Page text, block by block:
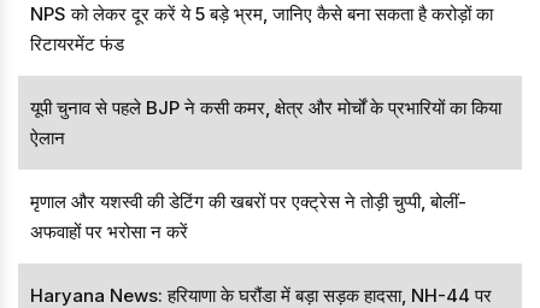
NPS को लेकर दूर करें ये 5 बड़े भ्रम, जानिए कैसे बना सकता है करोड़ों का
रिटायरमेंट फंड
यूपी चुनाव से पहले BJP ने कसी कमर, क्षेत्र और मोर्चों के प्रभारियों का किया
ऐलान
मृणाल और यशस्वी की डेटिंग की खबरों पर एक्ट्रेस ने तोड़ी चुप्पी, बोलीं-
अफवाहों पर भरोसा न करें
Haryana News: हरियाणा के घरौंडा में बड़ा सड़क हादसा, NH-44 पर